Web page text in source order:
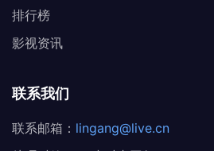
排行榜
影视资讯
联系我们
联系邮箱： lingang@live.cn